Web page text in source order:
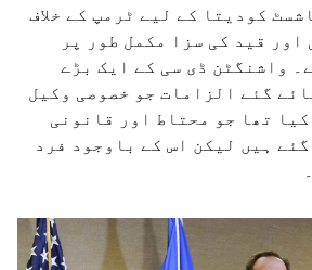
2021 کی فاشسٹ کودیتا کے لیے ٹرمپ کے خلاف
اور قید کی سزا مکمل طور پر
واشنگٹن ڈی سی کے ایک بڑے
گئے الزامات جو خصوصی وکیل
تھا جو محتاط اور قانونی
ہیں لیکن اس کے باوجود فرد